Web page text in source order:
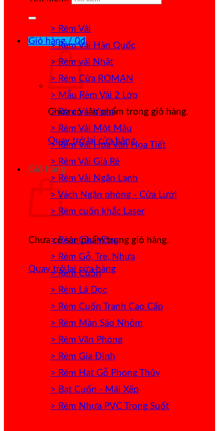
Giỏ hàng /0₫
Chưa có sản phẩm trong giỏ hàng.
Quay trở lại cửa hàng
Giỏ hàng
Chưa có sản phẩm trong giỏ hàng.
Quay trở lại cửa hàng
> Rèm Vải
> Rèm Vải Hàn Quốc
> Rèm vải Nhật
> Rèm Cửa ROMAN
> Mẫu Rèm Vải 2 Lớp
> Rèm Vải Voan
> Rèm Vải Một Màu
> Rèm Vải Hoa Văn Họa Tiết
> Rèm Vải Giá Rẻ
> Rèm Vải Ngăn Lạnh
> Vách Ngăn phòng - Cửa Lưới
> Rèm cuốn khắc Laser
> Rèm Cầu Vồng
> Rèm Gỗ, Tre, Nhựa
> Rèm Cuốn
> Rèm Lá Dọc
> Rèm Cuốn Tranh Cao Cấp
> Rèm Màn Sáo Nhôm
> Rèm Văn Phòng
> Rèm Gia Đình
> Rèm Hạt Gỗ Phong Thủy
> Bạt Cuốn - Mái Xếp
> Rèm Nhựa PVC Trong Suốt